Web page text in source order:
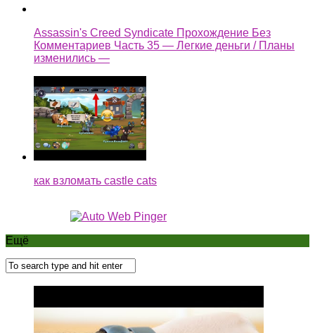
Assassin's Creed Syndicate Прохождение Без
Комментариев Часть 35 — Легкие деньги / Планы
изменились —
как взломать castle cats
Ещё